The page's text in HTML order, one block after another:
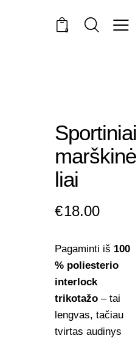
0
Sportiniai
marškinė
liai
€18.00
Pagaminti iš 100
% poliesterio
interlock
trikotažo– tai
lengvas, tačiau
tvirtas audinys